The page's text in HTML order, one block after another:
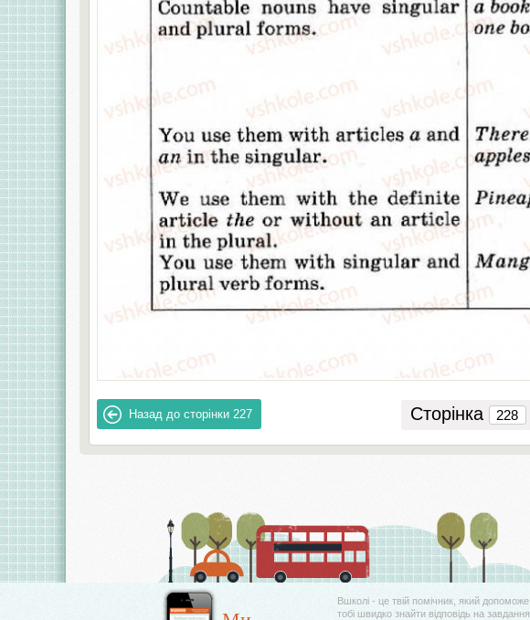
Назад до сторінки 227 Сторінка
Вшколі - це твій помічник, який допоможе
тобі швидко знайти відповідь на завдання